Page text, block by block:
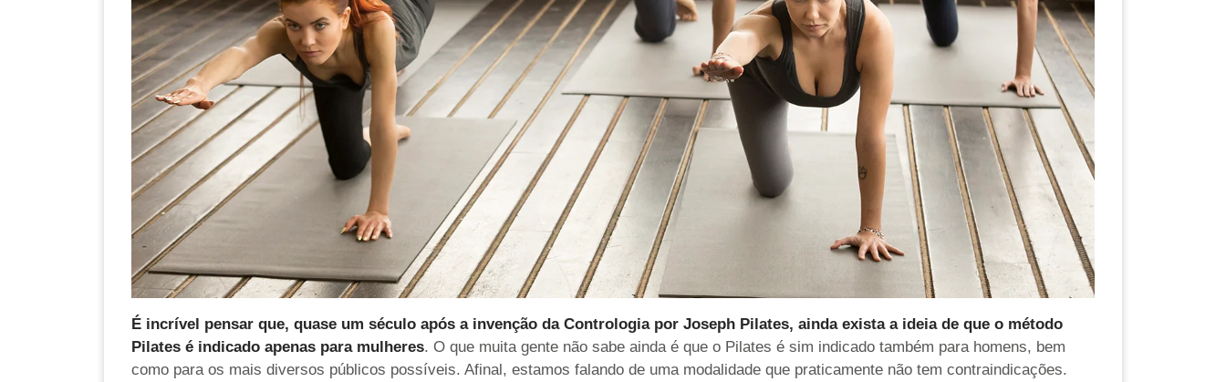
É incrível pensar que, quase um século após a invenção da Contrologia por Joseph Pilates, ainda exista a ideia de que o método
Pilates é indicado apenas para mulheres. O que muita gente não sabe ainda é que o Pilates é sim indicado também para homens, bem
como para os mais diversos públicos possíveis. Afinal, estamos falando de uma modalidade que praticamente não tem contraindicações.